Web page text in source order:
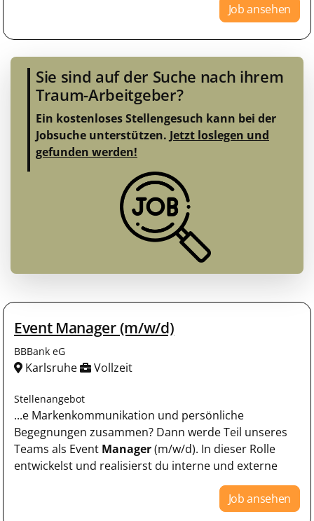
Job ansehen
Sie sind auf der Suche nach ihrem
Traum-Arbeitgeber?
Ein kostenloses Stellengesuch kann bei der
Jobsuche unterstützen. Jetzt loslegen und
gefunden werden!
Event Manager (m/w/d)
BBBank eG
Karlsruhe Vollzeit
Stellenangebot
...e Markenkommunikation und persönliche
Begegnungen zusammen? Dann werde Teil unseres
Teams als Event Manager(m/w/d). In dieser Rolle
entwickelst und realisierst du interne und externe
Job ansehen